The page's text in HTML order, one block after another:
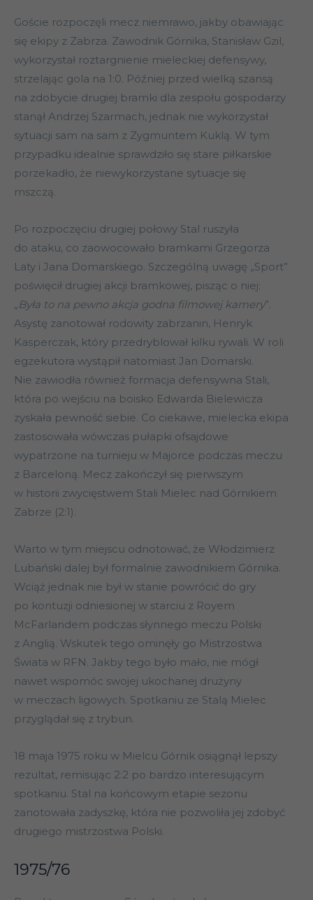
Goście rozpoczęli mecz niemrawo, jakby obawiając
się ekipy z Zabrza. Zawodnik Górnika, Stanisław Gzil,
wykorzystał roztargnienie mieleckiej defensywy,
strzelając gola na 1:0. Później przed wielką szansą
na zdobycie drugiej bramki dla zespołu gospodarzy
stanął Andrzej Szarmach, jednak nie wykorzystał
sytuacji sam na sam z Zygmuntem Kuklą. W tym
przypadku idealnie sprawdziło się stare piłkarskie
porzekadło, że niewykorzystane sytuacje się
mszczą.
Po rozpoczęciu drugiej połowy Stal ruszyła
do ataku, co zaowocowało bramkami Grzegorza
Laty i Jana Domarskiego. Szczególną uwagę „Sport”
poświęcił drugiej akcji bramkowej, pisząc o niej:
„Była to na pewno akcja godna filmowej kamery”.
Asystę zanotował rodowity zabrzanin, Henryk
Kasperczak, który przedryblował kilku rywali. W roli
egzekutora wystąpił natomiast Jan Domarski.
Nie zawiodła również formacja defensywna Stali,
która po wejściu na boisko Edwarda Bielewicza
zyskała pewność siebie. Co ciekawe, mielecka ekipa
zastosowała wówczas pułapki ofsajdowe
wypatrzone na turnieju w Majorce podczas meczu
z Barceloną. Mecz zakończył się pierwszym
w historii zwycięstwem Stali Mielec nad Górnikiem
Zabrze (2:1).
Warto w tym miejscu odnotować, że Włodzimierz
Lubański dalej był formalnie zawodnikiem Górnika.
Wciąż jednak nie był w stanie powrócić do gry
po kontuzji odniesionej w starciu z Royem
McFarlandem podczas słynnego meczu Polski
z Anglią. Wskutek tego ominęły go Mistrzostwa
Świata w RFN. Jakby tego było mało, nie mógł
nawet wspomóc swojej ukochanej drużyny
w meczach ligowych. Spotkaniu ze Stalą Mielec
przyglądał się z trybun.
18 maja 1975 roku w Mielcu Górnik osiągnął lepszy
rezultat, remisując 2:2 po bardzo interesującym
spotkaniu. Stal na końcowym etapie sezonu
zanotowała zadyszkę, która nie pozwoliła jej zdobyć
drugiego mistrzostwa Polski.
1975/76